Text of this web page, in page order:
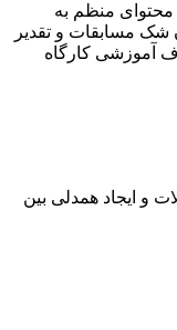
منظم به
مسابقات و تقدیر
آموزشی کارگاه
ایجاد همدلی بین